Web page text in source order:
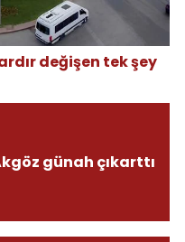
değişen tek şey
günah çıkarttı